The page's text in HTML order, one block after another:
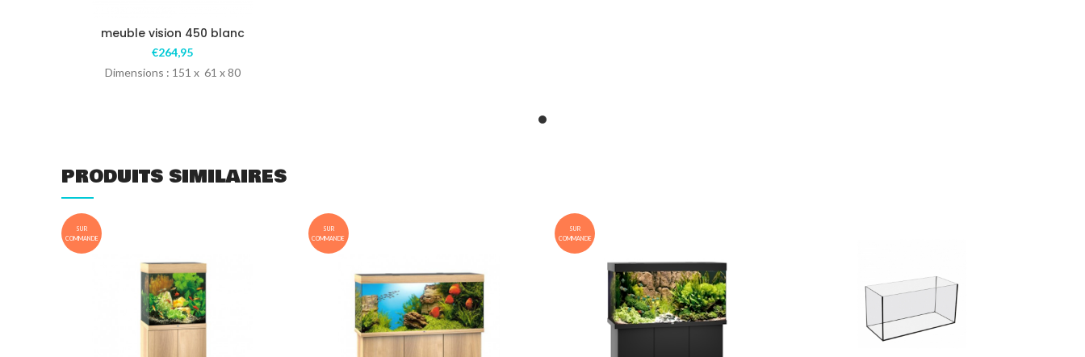
meuble vision 450 blanc
€264,95
Dimensions : 151 x 61 x 80
PRODUITS SIMILAIRES
SUR
COMMANDE
SUR
COMMANDE
SUR
COMMANDE